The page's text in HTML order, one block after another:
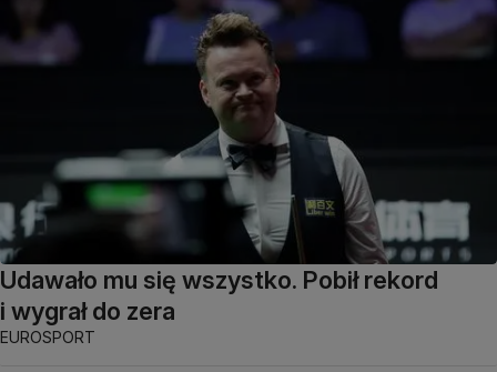
Udawało mu się wszystko. Pobił rekord
i wygrał do zera
EUROSPORT